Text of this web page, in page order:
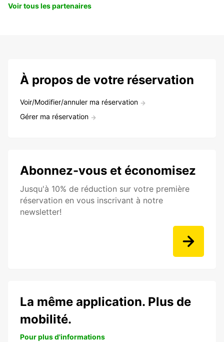
Voir tous les partenaires
À propos de votre réservation
Voir/Modifier/annuler ma réservation
Gérer ma réservation
Abonnez-vous et économisez
Jusqu'à 10% de réduction sur votre première
réservation en vous inscrivant à notre
newsletter!
La même application. Plus de
mobilité.
Pour plus d'informations